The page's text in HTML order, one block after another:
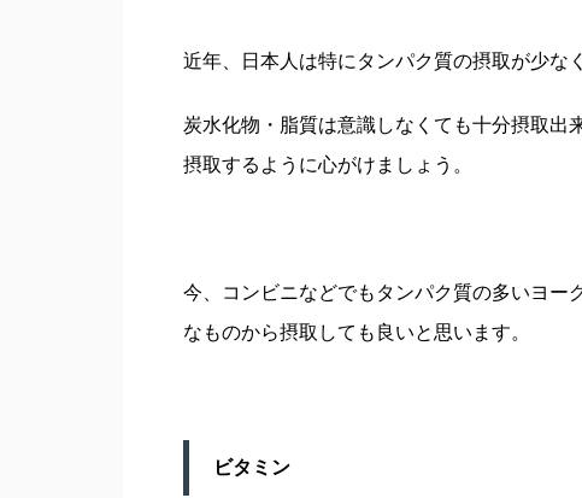
近年、日本人は特にタンパク質の摂取が少な
炭水化物・脂質は意識しなくても十分摂取出
摂取するように心がけましょう。
今、コンビニなどでもタンパク質の多いヨー
なものから摂取しても良いと思います。
ビタミン